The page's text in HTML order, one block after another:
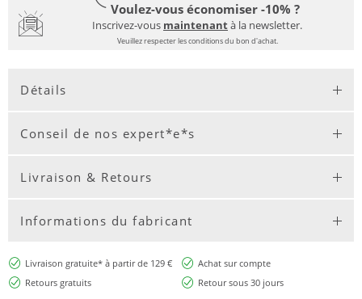
Voulez-vous économiser -10% ?
Inscrivez-vous maintenantà la newsletter.
Veuillez respecter les conditions du bon d'achat.
Détails
Conseil de nos expert*e*s
Livraison & Retours
Informations du fabricant
Livraison gratuite* à partir de 129 €
Achat sur compte
Retours gratuits
Retour sous 30 jours